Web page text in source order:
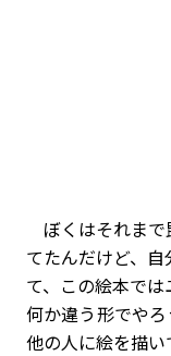
ぼくはそれまで
てたんだけど、
て、この絵本では
何か違う形でやろ
他の人に絵を描い